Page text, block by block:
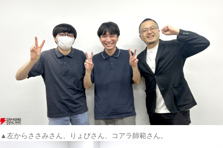
▲左からささみさん、りょびさん、コアラ師範さん。